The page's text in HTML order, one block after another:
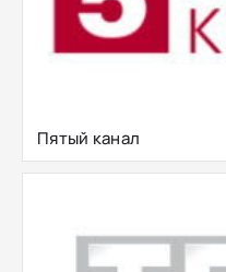
Пятый канал